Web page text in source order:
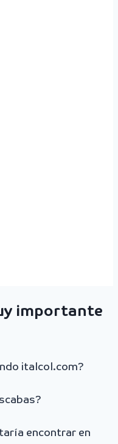
importante
italcol.com?
encontrar en